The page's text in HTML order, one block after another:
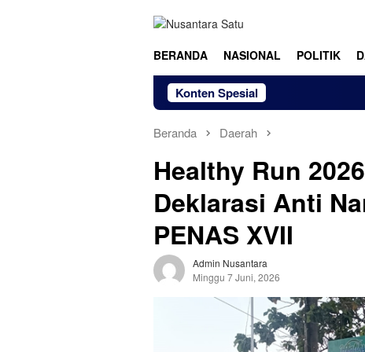
BERANDA NASIONAL POLITIK
Konten Spesial
Beranda Daerah
Healthy Run
Deklarasi Anti
PENAS XVII
Admin Nusantara
Minggu 7 Juni, 2026